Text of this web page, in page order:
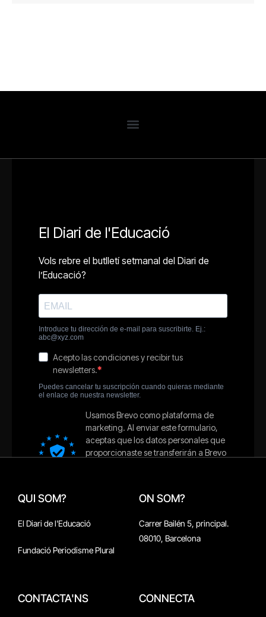
QUI SOM?
El Diari de l'Educació
Fundació Periodisme Plural
ON SOM?
Carrer Bailén 5, principal.
08010, Barcelona
CONTACTA'NS CONNECTA